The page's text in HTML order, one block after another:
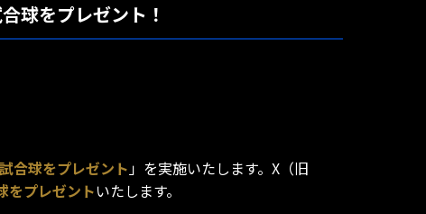
球をプレゼント！
合球をプレゼント」を実施いたします。X（旧
をプレゼントいたします。